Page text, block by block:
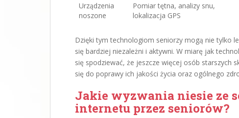
Urządzenia
noszone
Pomiar tętna, analizy snu,
lokalizacja GPS
Dzięki tym technologiom seniorzy mogą nie tylko
się bardziej niezależni i aktywni. W miarę jak
się spodziewać, że jeszcze więcej osób starszych
się do poprawy ich jakości życia oraz ogólnego
Jakie wyzwania niesie ze
internetu przez seniorów?